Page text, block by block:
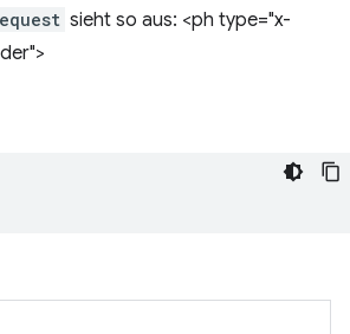
sieht so aus: <ph type="x-